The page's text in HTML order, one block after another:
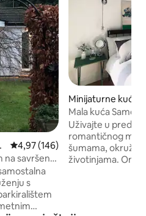
Prosječna ocjena: 4,97/5,
4,97 (146)
na savršenoj
s
Minijaturne kuće
don
Mala kuća
Uživajte u
romantičnog
šumama,
životinjama. On